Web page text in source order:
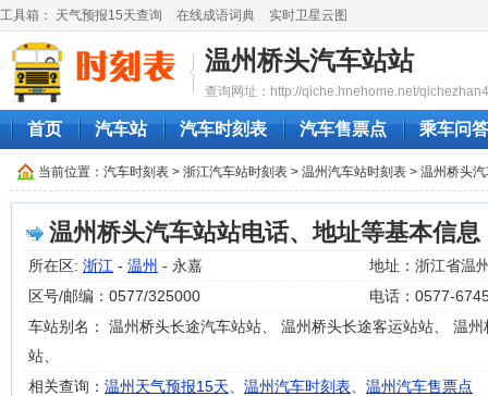
工具箱： 天气预报15天查询 在线成语词典 实时卫星云图
温州桥头汽车站站
查询网址：http://qiche.hnehome.net/
首页 汽车站 汽车时刻表 汽车售票点 乘车问答
当前位置： 汽车时刻表 > 浙江汽车站时刻表 > 温州汽车站时刻表 > 温州桥头
温州桥头汽车站站电话、地址等基本信息
所在区: 浙江 - 温州 - 永嘉
地址：浙江省温
区号/邮编：0577/325000
电话：0577-
车站别名： 温州桥头长途汽车站站、 温州桥头长途客运站站、 温
站、
相关查询： 温州天气预报15天 温州汽车时刻表 温州汽车售票点